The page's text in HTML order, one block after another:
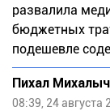
развалила
бюджетных
подешевле
Пихал Михалыч
08:39, 24 августа